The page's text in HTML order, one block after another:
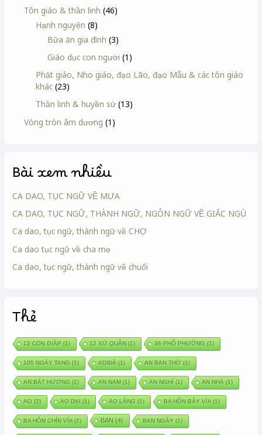
Tôn giáo & thần linh (46)
Hạnh nguyện (8)
Bữa ăn gia đình (3)
Giáo dục con người (1)
Phật giáo, Nho giáo, đạo Lão, đạo Mẫu & các tôn giáo
khác (23)
Thần linh & huyền sử (13)
Vòng tròn âm dương (1)
Bài xem nhiều
CA DAO, TỤC NGỮ VỀ MƯA
CA DAO, TỤC NGỮ, THÀNH NGỮ, NGÔN NGỮ VỀ GIẤC NGỦ
Ca dao, tục ngữ, thành ngữ về CHỢ
Ca dao tục ngữ về cha mẹ
Ca dao, tục ngữ, thành ngữ về chuối
Thẻ
12 CON GIÁP (1) 12 XỨ QUÂN (1) 36 PHỐ PHƯỜNG (1)
100 NGÀY TANG (1) ADIĐÀ (1) AN BAN THỜ(1)
AN BÁT HƯƠNG (1) AN NAM(1) AN NGHỈ (1) AN NHÀ (1)
AO (2) AO DẠI (1) AO LÀNG (1) BA HỒN BẢY VÍA(1)
BA HỒN CHÍN VÍA(1) BAN (4) BAN NGÀY (1)